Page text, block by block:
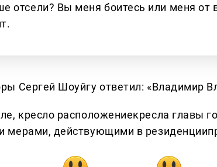
отсели? Вы меня боитесь или меня от
Сергей Шоуйгу ответил: «Владимир
кресло расположениекресла главы
мерами, действующими в